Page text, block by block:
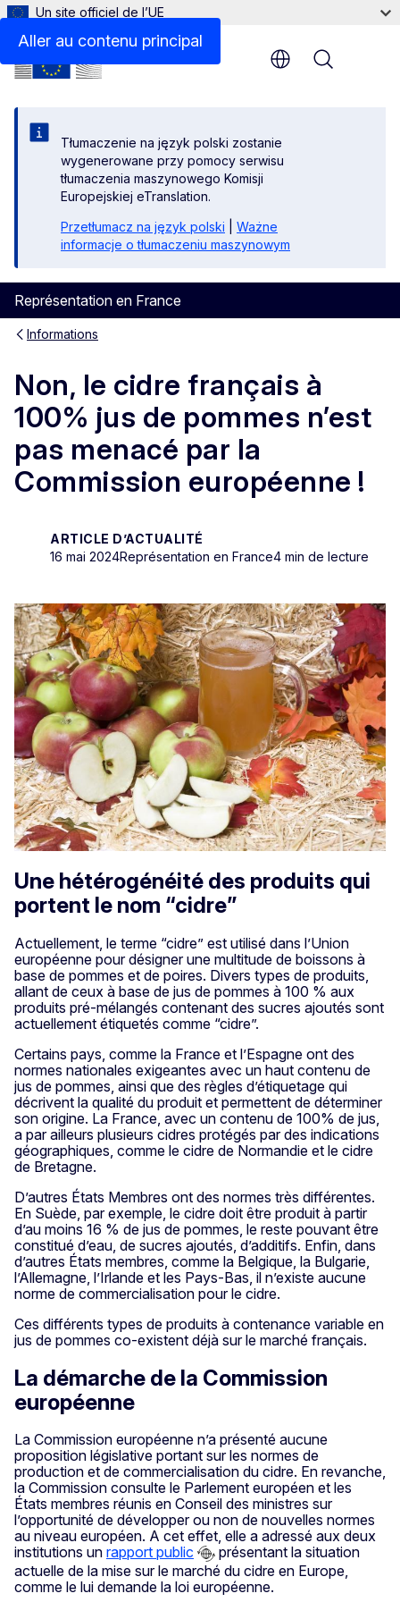
Aller au contenu principal
Un site officiel de l’UE
Tłumaczenie na język polski zostanie
wygenerowane przy pomocy serwisu
tłumaczenia maszynowego Komisji
Europejskiej eTranslation.
Przetłumacz na język polski
Ważne
informacje o tłumaczeniu maszynowym
Représentation en France
Menu
Informations
Non, le cidre français à
100% jus de pommes n’est
pas menacé par la
Commission européenne !
ARTICLE D’ACTUALITÉ
16 mai 2024Représentation en France4 min de lecture
Une hétérogénéité des produits qui
portent le nom “cidre”
Actuellement, le terme “cidre” est utilisé dans l’Union
européenne pour désigner une multitude de boissons à
base de pommes et de poires. Divers types de produits,
allant de ceux à base de jus de pommes à 100 % aux
produits pré-mélangés contenant des sucres ajoutés sont
actuellement étiquetés comme “cidre”.
Certains pays, comme la France et l’Espagne ont des
normes nationales exigeantes avec un haut contenu de
jus de pommes, ainsi que des règles d’étiquetage qui
décrivent la qualité du produit et permettent de déterminer
son origine. La France, avec un contenu de 100% de jus,
a par ailleurs plusieurs cidres protégés par des indications
géographiques, comme le cidre de Normandie et le cidre
de Bretagne.
D’autres États Membres ont des normes très différentes.
En Suède, par exemple, le cidre doit être produit à partir
d’au moins 16 % de jus de pommes, le reste pouvant être
constitué d’eau, de sucres ajoutés, d’additifs. Enfin, dans
d’autres États membres, comme la Belgique, la Bulgarie,
l’Allemagne, l’Irlande et les Pays-Bas, il n’existe aucune
norme de commercialisation pour le cidre.
Ces différents types de produits à contenance variable en
jus de pommes co-existent déjà sur le marché français.
La démarche de la Commission
européenne
La Commission européenne n’a présenté aucune
proposition législative portant sur les normes de
production et de commercialisation du cidre. En revanche,
la Commission consulte le Parlement européen et les
États membres réunis en Conseil des ministres sur
l’opportunité de développer ou non de nouvelles normes
au niveau européen. A cet effet, elle a adressé aux deux
institutions un rapport public
présentant la situation
actuelle de la mise sur le marché du cidre en Europe,
comme le lui demande la loi européenne.